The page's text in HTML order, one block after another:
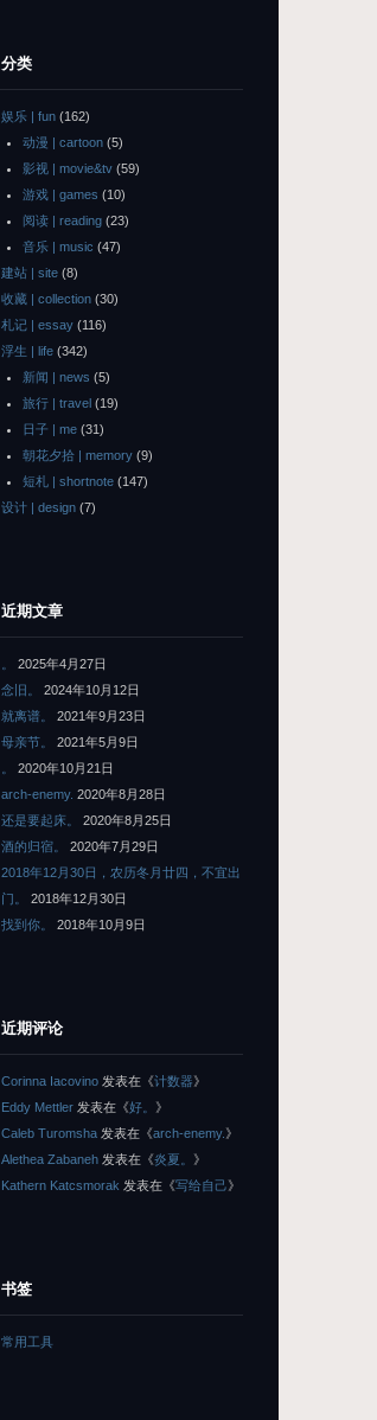
分类
娱乐 | fun (162)
动漫 | cartoon (5)
影视 | movie&tv (59)
游戏 | games (10)
阅读 | reading (23)
音乐 | music (47)
建站 | site (8)
收藏 | collection (30)
札记 | essay (116)
浮生 | life (342)
新闻 | news (5)
旅行 | travel (19)
日子 | me (31)
朝花夕拾 | memory (9)
短札 | shortnote (147)
设计 | design (7)
近期文章
2025年4月27日
念旧。
2024年10月12日
就离谱。
2021年9月23日
母亲节。
2021年5月9日
2020年10月21日
arch-enemy. 2020年8月28日
还是要起床。
2020年8月25日
酒的归宿。
2020年7月29日
2018年12月30日，农历冬月廿四，不宜出
门。
2018年12月30日
找到你。
2018年10月9日
近期评论
Corinna Iacovino 发表在《计数器》
Eddy Mettler 发表在《好。 》
Caleb Turomsha 发表在《arch-enemy.》
Alethea Zabaneh 发表在《炎夏。 》
Kathern Katcsmorak 发表在《写给自己》
书签
常用工具